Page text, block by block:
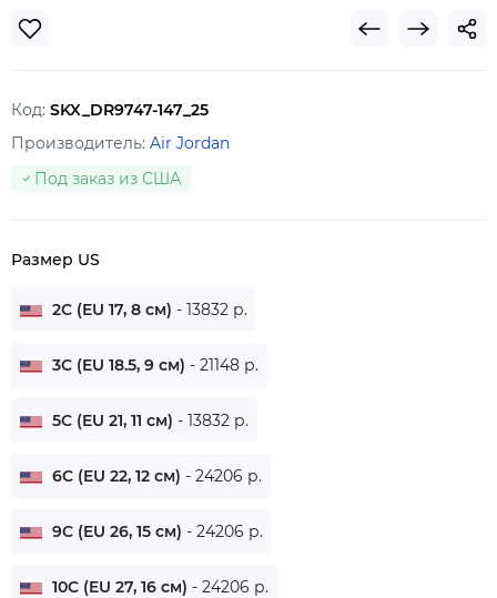
Код: SKX_DR9747-147_25
Производитель: Air Jordan
Под заказ из США
Размер US
2C (EU 17, 8 см) - 13832 р.
3C (EU 18.5, 9 см) - 21148 р.
5C (EU 21, 11 см) - 13832 р.
6C (EU 22, 12 см) - 24206 р.
9C (EU 26, 15 см) - 24206 р.
10C (EU 27, 16 см) - 24206 р.